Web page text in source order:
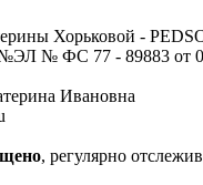
Хорьковой -
№ ФС 77 - 89883 от
Ивановна
, регулярно